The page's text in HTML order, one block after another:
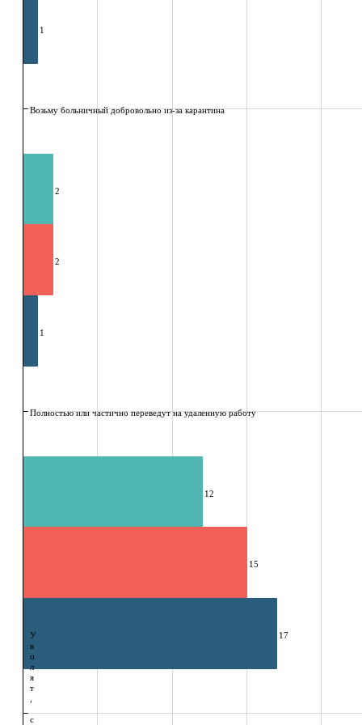
2
12
2
15
1
1
17
Возьму больничный добровольно из-за карантина
Полностью или частично переведут на удаленную работу
У
в
о
л
я
т
с